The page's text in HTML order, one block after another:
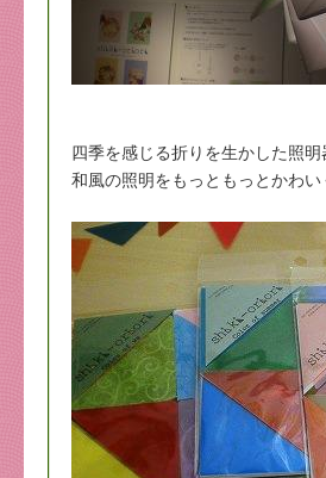
四季を感じる折りを生かした照明
和風の照明をもっともっとかわい